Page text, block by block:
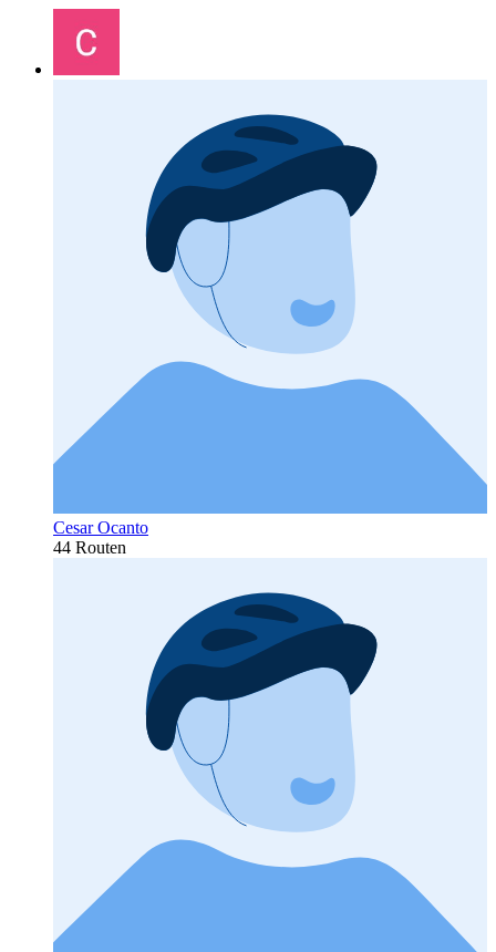
Cesar Ocanto
44 Routen